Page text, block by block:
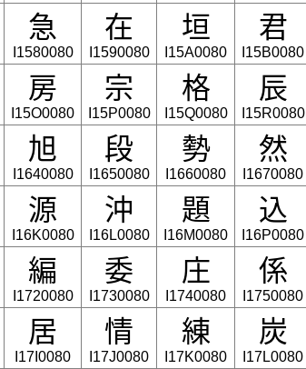
急
I1580080
在
I1590080
垣
I15A0080
君
I15B0080
房
I15O0080
宗
I15P0080
格
I15Q0080
辰
I15R0080
旭
I1640080
段
I1650080
勢
I1660080
然
I1670080
源
I16K0080
沖
I16L0080
題
I16M0080
込
I16P0080
編
I1720080
委
I1730080
庄
I1740080
係
I1750080
居
I17I0080
情
I17J0080
練
I17K0080
炭
I17L0080